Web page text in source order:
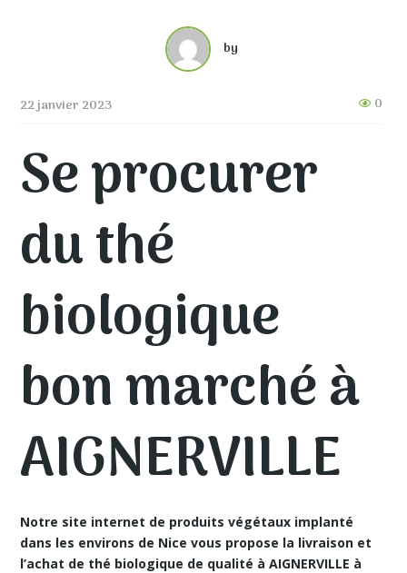
by
22 janvier 2023 0
Se procurer
du thé
biologique
bon marché à
AIGNERVILLE
Notre site internet de produits végétaux implanté
dans les environs de Nice vous propose la livraison et
l’achat de thé biologique de qualité à AIGNERVILLE à